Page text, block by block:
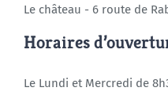
Le château - 6 route de
Horaires
Le Lundi et Mercredi de